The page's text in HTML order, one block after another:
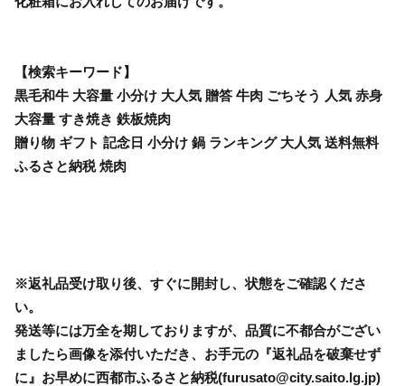
【検索キーワード】
黒毛和牛 大容量 小分け 大人気 贈答 牛肉 ごちそう 人気 赤身
大容量 すき焼き 鉄板焼肉
贈り物 ギフト 記念日 小分け 鍋 ランキング 大人気 送料無料
ふるさと納税 焼肉
※返礼品受け取り後、すぐに開封し、状態をご確認くださ
い。
発送等には万全を期しておりますが、品質に不都合がござい
ましたら画像を添付いただき、お手元の『返礼品を破棄せず
に』お早めに西都市ふるさと納税(furusato@city.saito.lg.jp)